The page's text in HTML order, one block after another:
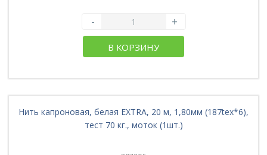
- +
В КОРЗИНУ
Нить капроновая, белая EXTRA, 20 м, 1,80мм (187tex*6),
тест 70 кг., моток (1шт.)